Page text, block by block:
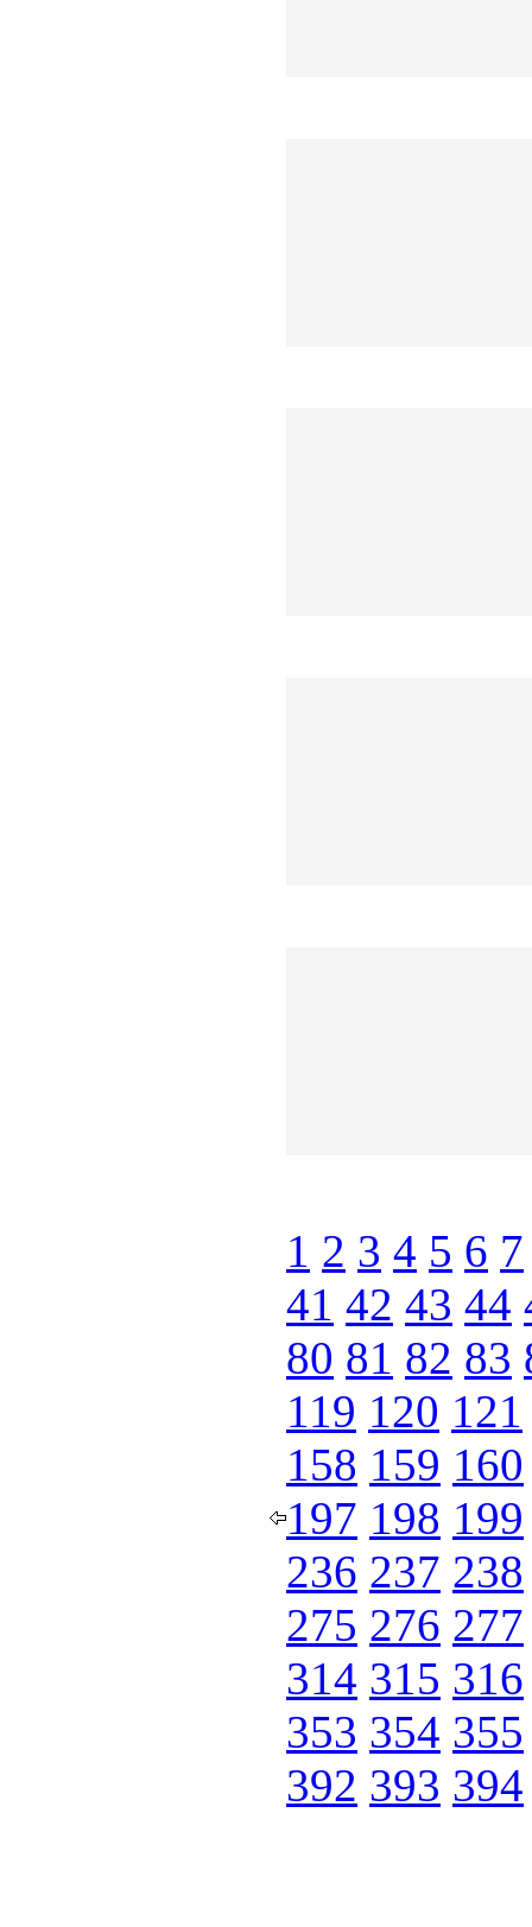
1 2 3 4 5 6 7
41 42 43 44
80 81 82 83
119 120 121
158 159 160
197 198 199
236 237 238
275 276 277
314 315 316
353 354 355
392 393 394